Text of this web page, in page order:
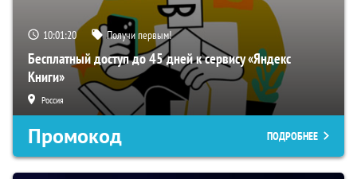
10:01:19 Получи первым!
Бесплатный доступ до 45 дней к сервису «Яндекс
Книги»
Россия
Промокод ПОДРОБНЕЕ